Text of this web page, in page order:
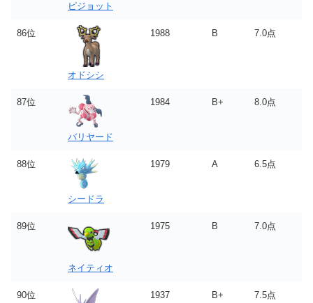
ピジョット
86位
オドシシ
1988 B 7.0点
87位
バリヤード
1984 B+ 8.0点
88位
シードラ
1979 A 6.5点
89位
ネイティオ
1975 B 7.0点
90位 1937 B+ 7.5点